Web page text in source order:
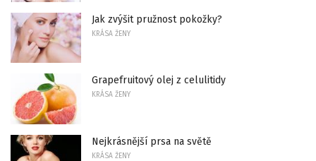
Jak zvýšit pružnost pokožky?
KRÁSA ŽENY
Grapefruitový olej z celulitidy
KRÁSA ŽENY
Nejkrásnější prsa na světě
KRÁSA ŽENY